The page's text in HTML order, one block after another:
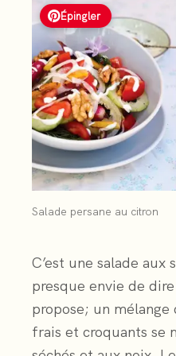
Épingler
Salade persane au citron
C’est une salade aux
presque envie de
propose; un
frais et croquants se